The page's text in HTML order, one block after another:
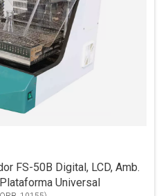
FS-50B Digital, LCD, Amb.
Universal